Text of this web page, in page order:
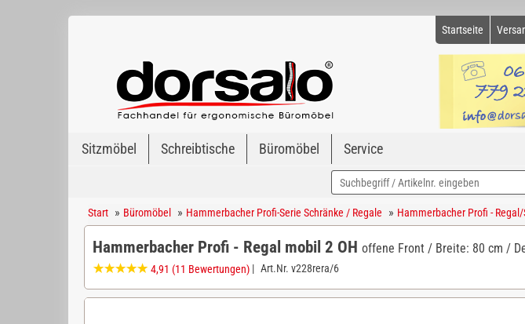
Startseite
Sitzmöbel Schreibtische Büromöbel Service
Start » Büromöbel » Hammerbacher Profi-Serie Schränke / Regale » Hammerbacher Profi -
Hammerbacher Profi - Regal mobil 2 OH offene Front / Breite: 80 cm /
4,91 (11 Bewertungen) | Art.Nr. v228rera/6